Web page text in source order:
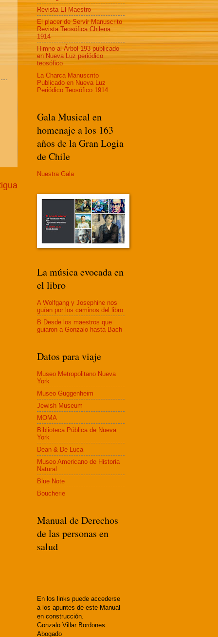
Revista El Maestro
El placer de Servir Manuscrito
Revista Teosófica Chilena
1914
Himno al Árbol 193 publicado
en Nueva Luz periódico
teosófico
La Charca Manuscrito
Publicado en Nueva Luz
Periódico Teosófico 1914
Gala Musical en
homenaje a los 163
años de la Gran Logia
de Chile
Nuestra Gala
La música evocada en
el libro
A Wolfgang y Josephine nos
guían por los caminos del libro
B Desde los maestros que
guiaron a Gonzalo hasta Bach
Datos para viaje
Museo Metropolitano Nueva
York
Museo Guggenheim
Jewish Museum
MOMA
Biblioteca Pública de Nueva
York
Dean & De Luca
Museo Americano de Historia
Natural
Blue Note
Boucherie
Manual de Derechos
de las personas en
salud
En los links puede accederse
a los apuntes de este Manual
en construcción.
Gonzalo Villar Bordones
Abogado